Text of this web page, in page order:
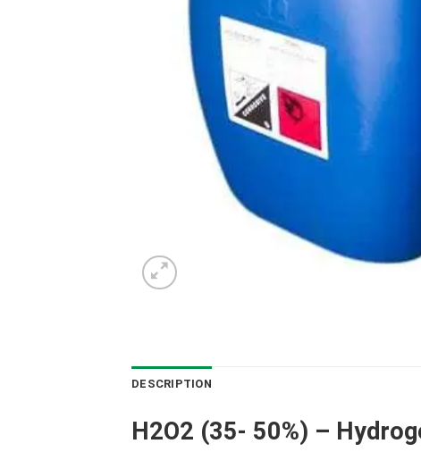
DESCRIPTION
H2O2 (35- 50%) –